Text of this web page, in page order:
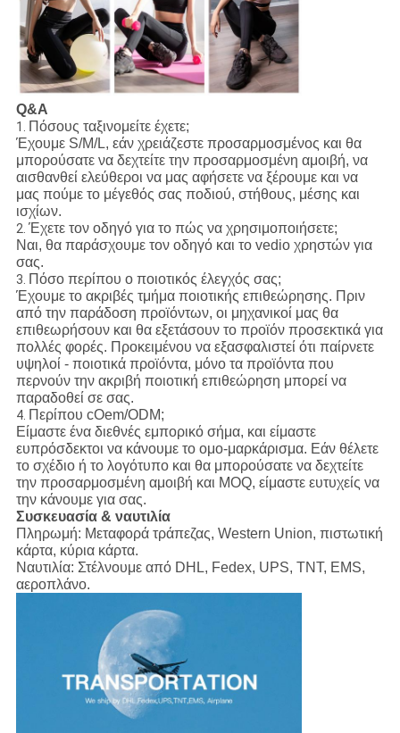
Q&A
1. Πόσους ταξινομείτε έχετε;
Έχουμε S/M/L, εάν χρειάζεστε προσαρμοσμένος και θα
μπορούσατε να δεχτείτε την προσαρμοσμένη αμοιβή, να
αισθανθεί ελεύθεροι να μας αφήσετε να ξέρουμε και να
μας πούμε το μέγεθός σας ποδιού, στήθους, μέσης και
ισχίων.
2. Έχετε τον οδηγό για το πώς να χρησιμοποιήσετε;
Ναι, θα παράσχουμε τον οδηγό και το vedio χρηστών για
σας.
3. Πόσο περίπου ο ποιοτικός έλεγχός σας;
Έχουμε το ακριβές τμήμα ποιοτικής επιθεώρησης. Πριν
από την παράδοση προϊόντων, οι μηχανικοί μας θα
επιθεωρήσουν και θα εξετάσουν το προϊόν προσεκτικά για
πολλές φορές. Προκειμένου να εξασφαλιστεί ότι παίρνετε
υψηλοί - ποιοτικά προϊόντα, μόνο τα προϊόντα που
περνούν την ακριβή ποιοτική επιθεώρηση μπορεί να
παραδοθεί σε σας.
4. Περίπου cOem/ODM;
Είμαστε ένα διεθνές εμπορικό σήμα, και είμαστε
ευπρόσδεκτοι να κάνουμε το ομο-μαρκάρισμα. Εάν θέλετε
το σχέδιο ή το λογότυπο και θα μπορούσατε να δεχτείτε
την προσαρμοσμένη αμοιβή και MOQ, είμαστε ευτυχείς να
την κάνουμε για σας.
Συσκευασία & ναυτιλία
Πληρωμή: Μεταφορά τράπεζας, Western Union, πιστωτική
κάρτα, κύρια κάρτα.
Ναυτιλία: Στέλνουμε από DHL, Fedex, UPS, TNT, EMS,
αεροπλάνο.